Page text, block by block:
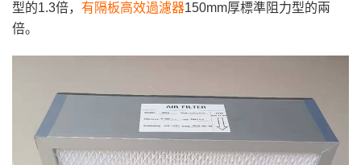
型的1.3倍， 有隔板高效過濾器150mm厚標準阻力型的兩
倍。